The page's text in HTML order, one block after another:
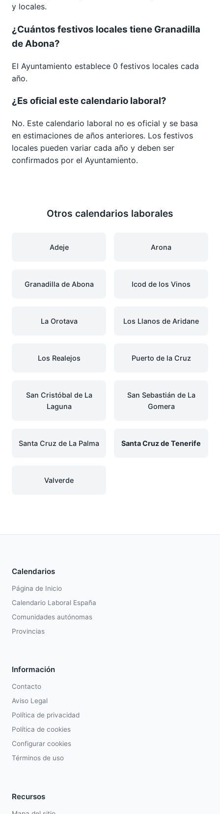
y locales.
¿Cuántos festivos locales tiene Granadilla
de Abona?
El Ayuntamiento establece 0 festivos locales cada
año.
¿Es oficial este calendario laboral?
No. Este calendario laboral no es oficial y se basa
en estimaciones de años anteriores. Los festivos
locales pueden variar cada año y deben ser
confirmados por el Ayuntamiento.
Otros calendarios laborales
Adeje Arona
Granadilla de Abona Icod de los Vinos
La Orotava Los Llanos de Aridane
Los Realejos Puerto de la Cruz
San Cristóbal de La
Laguna
San Sebastián de La
Gomera
Santa Cruz de La Palma Santa Cruz de Tenerife
Valverde
Calendarios
Página de Inicio
Calendario Laboral España
Comunidades autónomas
Provincias
Información
Contacto
Aviso Legal
Política de privacidad
Política de cookies
Configurar cookies
Términos de uso
Recursos